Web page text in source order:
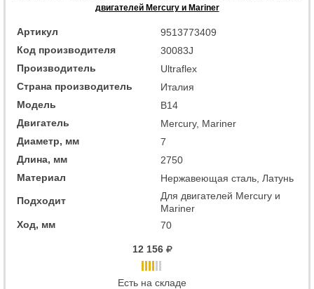
двигателей Mercury и Mariner
Артикул
9513773409
Код производителя
30083J
Производитель
Ultraflex
Страна производитель
Италия
Модель
B14
Двигатель
Mercury, Mariner
Диаметр, мм
7
Длина, мм
2750
Материал
Нержавеющая сталь, Латунь
Подходит
Для двигателей Mercury и
Mariner
Ход, мм
70
12 156
Есть на складе